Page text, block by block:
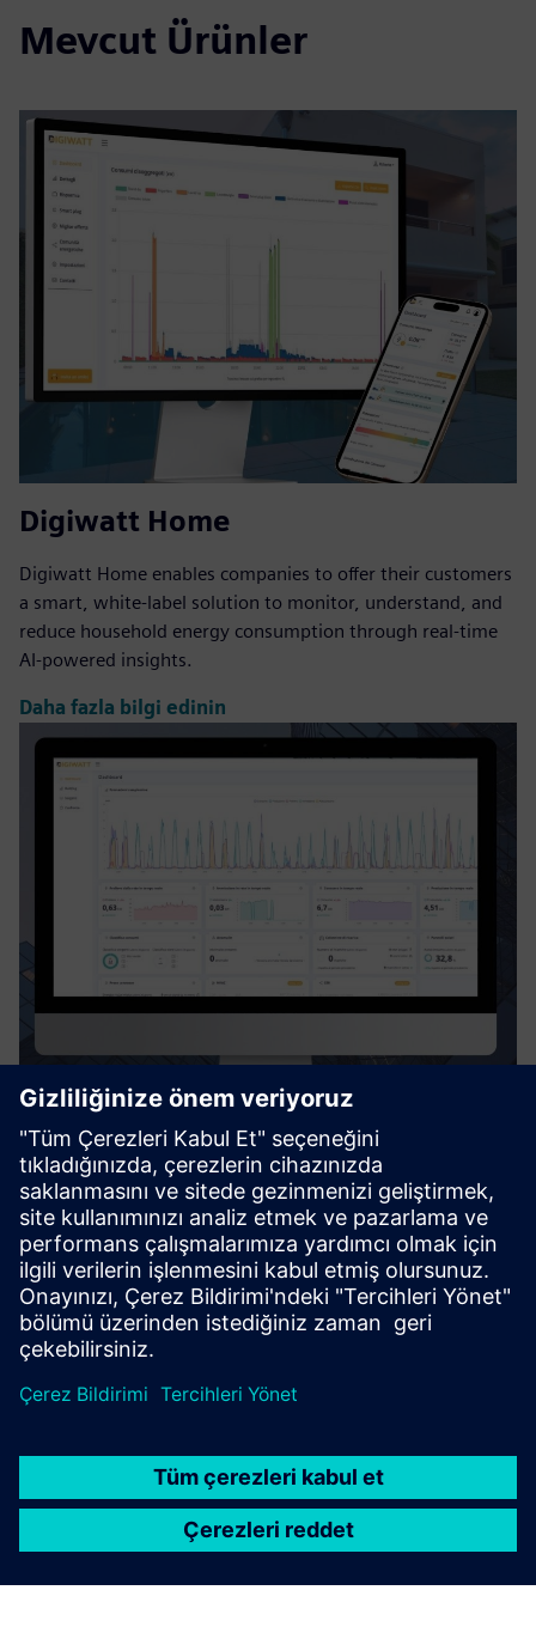
Mevcut Ürünler
Digiwatt Home
Digiwatt Home enables companies to offer their customers
a smart, white-label solution to monitor, understand, and
reduce household energy consumption through real-time
AI-powered insights.
Daha fazla bilgi edinin
Digiwatt Building
Digiwatt Building is a cloud-based BEMS that uses AI and
NILM to monitor, analyze, and optimize energy use in
buildings – cutting waste, lowering costs, and supporting
ESG goals.
Daha fazla bilgi edinin